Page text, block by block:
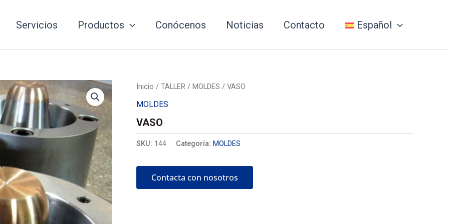
Servicios Productos Conócenos Noticias Contacto Español
Inicio / TALLER / MOLDES / VASO
MOLDES
VASO
SKU: 144 Categoría: MOLDES
Contacta con nosotros